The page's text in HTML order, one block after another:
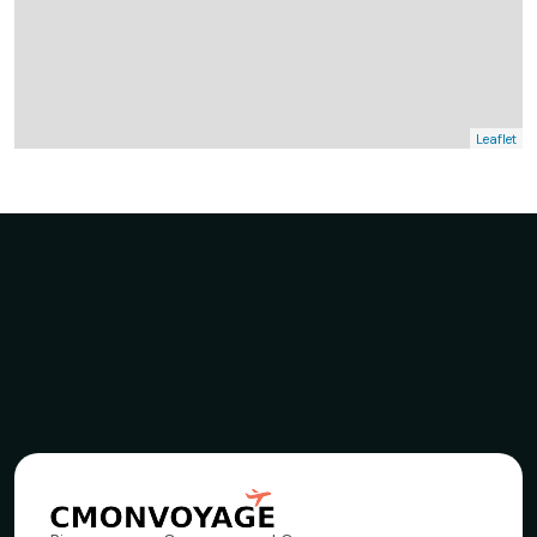
Leaflet